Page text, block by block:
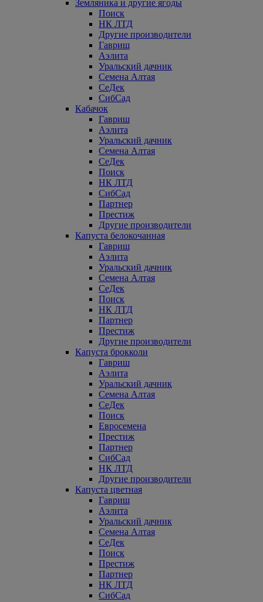
Земляника и другие ягоды
Поиск
НК ЛТД
Другие производители
Гавриш
Аэлита
Уральский дачник
Семена Алтая
СеДек
СибСад
Кабачок
Гавриш
Аэлита
Уральский дачник
Семена Алтая
СеДек
Поиск
НК ЛТД
СибСад
Партнер
Престиж
Другие производители
Капуста белокочанная
Гавриш
Аэлита
Уральский дачник
Семена Алтая
СеДек
Поиск
НК ЛТД
Партнер
Престиж
Другие производители
Капуста брокколи
Гавриш
Аэлита
Уральский дачник
Семена Алтая
СеДек
Поиск
Евросемена
Престиж
Партнер
СибСад
НК ЛТД
Другие производители
Капуста цветная
Гавриш
Аэлита
Уральский дачник
Семена Алтая
СеДек
Поиск
Престиж
Партнер
НК ЛТД
СибСад